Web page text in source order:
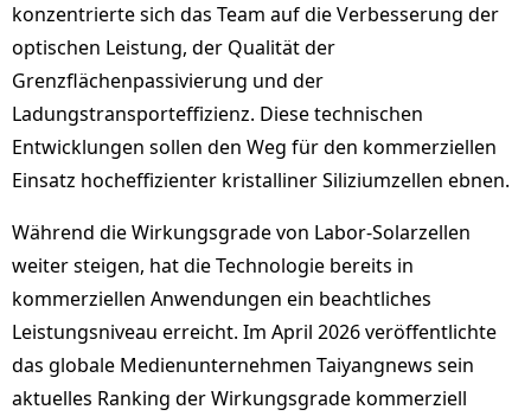
konzentrierte sich das Team auf die Verbesserung der
optischen Leistung, der Qualität der
Grenzflächenpassivierung und der
Ladungstransporteffizienz. Diese technischen
Entwicklungen sollen den Weg für den kommerziellen
Einsatz hocheffizienter kristalliner Siliziumzellen ebnen.
Während die Wirkungsgrade von Labor-Solarzellen
weiter steigen, hat die Technologie bereits in
kommerziellen Anwendungen ein beachtliches
Leistungsniveau erreicht. Im April 2026 veröffentlichte
das globale Medienunternehmen Taiyangnews sein
aktuelles Ranking der Wirkungsgrade kommerziell